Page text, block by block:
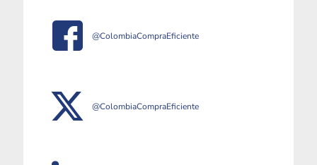
@ColombiaCompraEficiente
@ColombiaCompraEficiente